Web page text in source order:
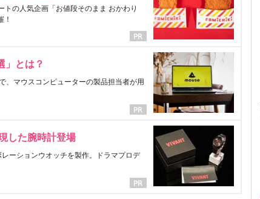
の人気企画「お値段そのまま おかわり
！
」とは？
、マウスコンピューターの製品担当者が用
した腕時計登場
ーションウオッチを製作。ドラマプロデ